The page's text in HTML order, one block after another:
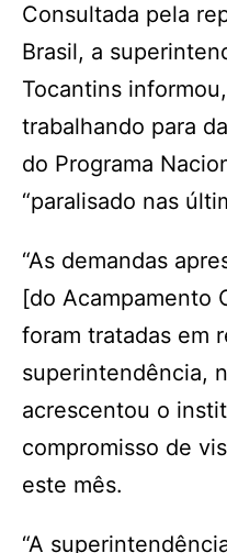
Consultada pela
Brasil, a
Tocantins
trabalhando para
do Programa
“paralisado nas
“As demandas
[do Acampamento
foram tratadas em
superintendência,
acrescentou o
compromisso de
este mês.
“A